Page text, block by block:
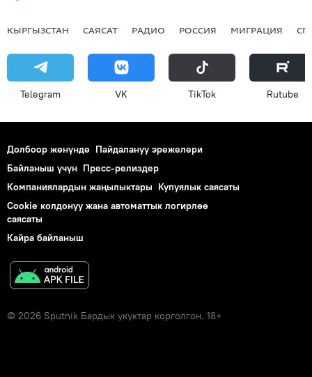
КЫРГЫЗСТАН САЯСАТ РАДИО РОССИЯ МИГРАЦИЯ
Telegram VK ТikТоk Rutube
Долбоор жөнүндө Пайдалануу эрежелери
Байланыш үчүн Пресс-релиздер
Компаниялардын жаңылыктары Купуялык саясаты
Cookie колдонуу жана автоматтык логирлөө
саясаты
Кайра байланыш
© 2026 Sputnik Бардык укуктар корголгон. 18+